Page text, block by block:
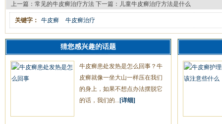
上一篇： 常见的牛皮癣治疗方法 下一篇： 儿童牛皮癣治疗方法是什么
关键字： 牛皮癣 牛皮癣治疗
猜您感兴趣的话题
牛皮癣患处发热是怎么回事？牛
皮癣就像一坐大山一样压在我们
的身上，如果不想点办法摆脱它
的话，我们的... [详细]